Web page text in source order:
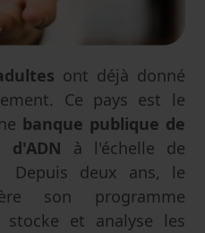
ont déjà donné
Ce pays est le
banque publique de
à l'échelle de
deux ans, le
son programme
et analyse les